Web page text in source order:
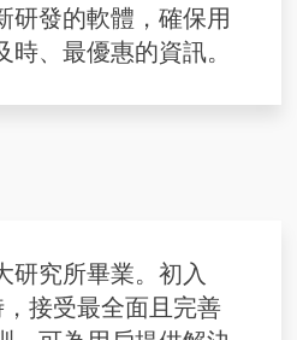
研發的軟體，確保用
時、最優惠的資訊。
研究所畢業。初入
接受最全面且完善